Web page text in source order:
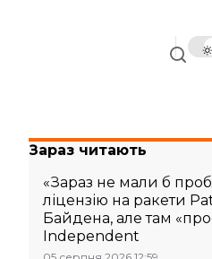
Зараз читають
«Зараз не мали б
ліцензію на ракети
Байдена, але там
Independent